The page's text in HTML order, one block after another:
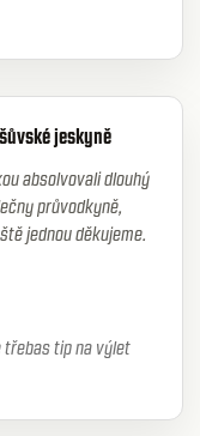
jeskyně
absolvovali dlouhý
průvodkyně,
jednou děkujeme.
třebas tip na výlet